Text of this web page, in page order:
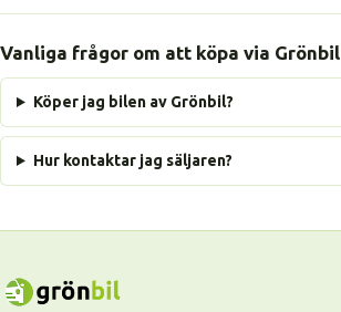
Vanliga frågor om att köpa via Grönbil
Köper jag bilen av Grönbil?
Hur kontaktar jag säljaren?